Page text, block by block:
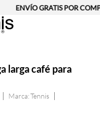
ENVÍO GRATIS POR
larga café para
Tennis